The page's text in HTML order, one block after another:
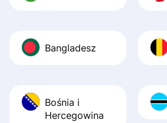
Bangladesz
Bośnia i
Hercegowina